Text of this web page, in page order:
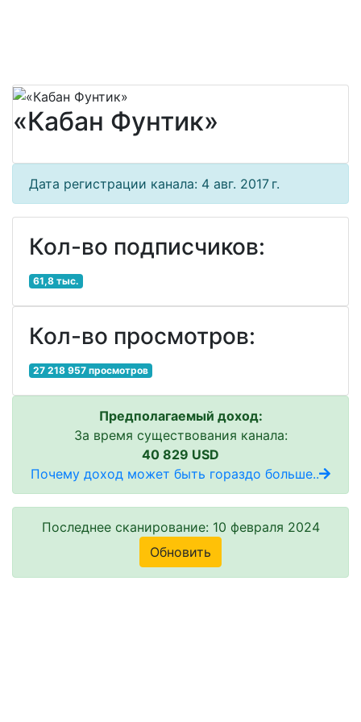
«Кабан Фунтик»
Дата регистрации канала: 4 авг. 2017 г.
Кол-во подписчиков:
61,8 тыс.
Кол-во просмотров:
27 218 957 просмотров
Предполагаемый доход:
За время существования канала:
40 829 USD
Почему доход может быть гораздо больше..
Последнее сканирование: 10 февраля 2024
Обновить